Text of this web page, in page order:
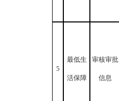
5
最低生
活保障
审核审批
信息